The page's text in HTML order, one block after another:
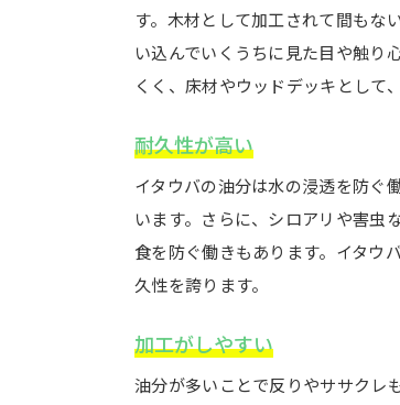
す。木材として加工されて間もな
い込んでいくうちに見た目や触り
くく、床材やウッドデッキとして
耐久性が高い
イタウバの油分は水の浸透を防ぐ
います。さらに、シロアリや害虫
食を防ぐ働きもあります。イタウ
久性を誇ります。
加工がしやすい
油分が多いことで反りやササクレ